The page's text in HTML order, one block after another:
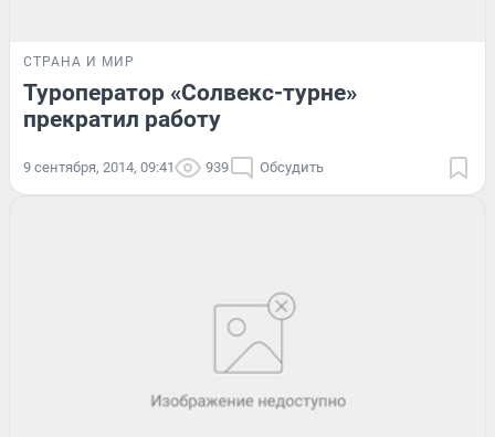
СТРАНА И МИР
Туроператор «Солвекс-турне»
прекратил работу
9 сентября, 2014, 09:41 939 Обсудить